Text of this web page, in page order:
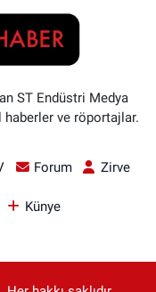
ST Endüstri Medya
haberler ve röportajlar.
Forum
Zirve
Künye